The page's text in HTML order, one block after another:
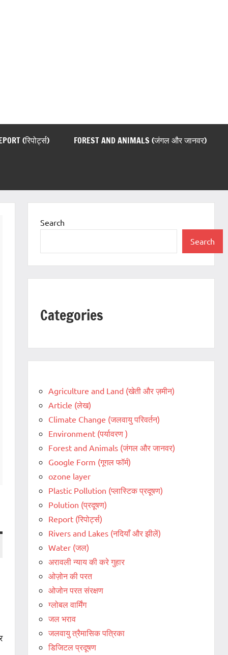
(रिपोर्ट्स) FOREST AND ANIMALS (जंगल और जानवर)
Search
Search
Categories
Agriculture and Land (खेती और ज़मीन)
Article (लेख)
Climate Change (जलवायु परिवर्तन)
Environment (पर्यावरण )
Forest and Animals (जंगल और जानवर)
Google Form (गूगल फॉर्म)
ozone layer
Plastic Pollution (प्लास्टिक प्रदूषण)
Polution (प्रदूषण)
Report (रिपोर्ट्स)
Rivers and Lakes (नदियाँ और झीलें)
Water (जल)
अरावली न्याय की करे गुहार
ओज़ोन की परत
ओजोन परत संरक्षण
ग्लोबल वार्मिंग
जल भराव
जलवायु त्रैमासिक पत्रिका
डिजिटल प्रदूषण